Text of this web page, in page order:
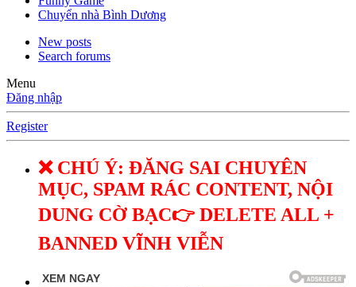
Chuyển nhà Bình Dương
New posts
Search forums
Menu
Đăng nhập
Register
❌ CHÚ Ý: ĐĂNG SAI CHUYÊN
MỤC, SPAM RÁC CONTENT, NỘI
DUNG CỜ BẠC👉 DELETE ALL +
BANNED VĨNH VIỄN